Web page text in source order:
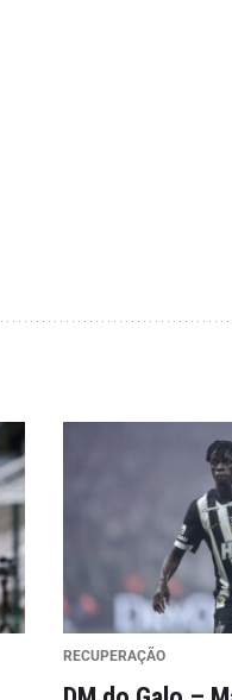
RECUPERAÇÃO